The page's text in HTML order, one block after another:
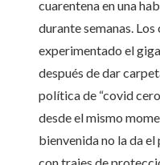
cuarentena en una
durante semanas.
experimentado el
después de dar
política de “covid
desde el mismo
bienvenida no la da